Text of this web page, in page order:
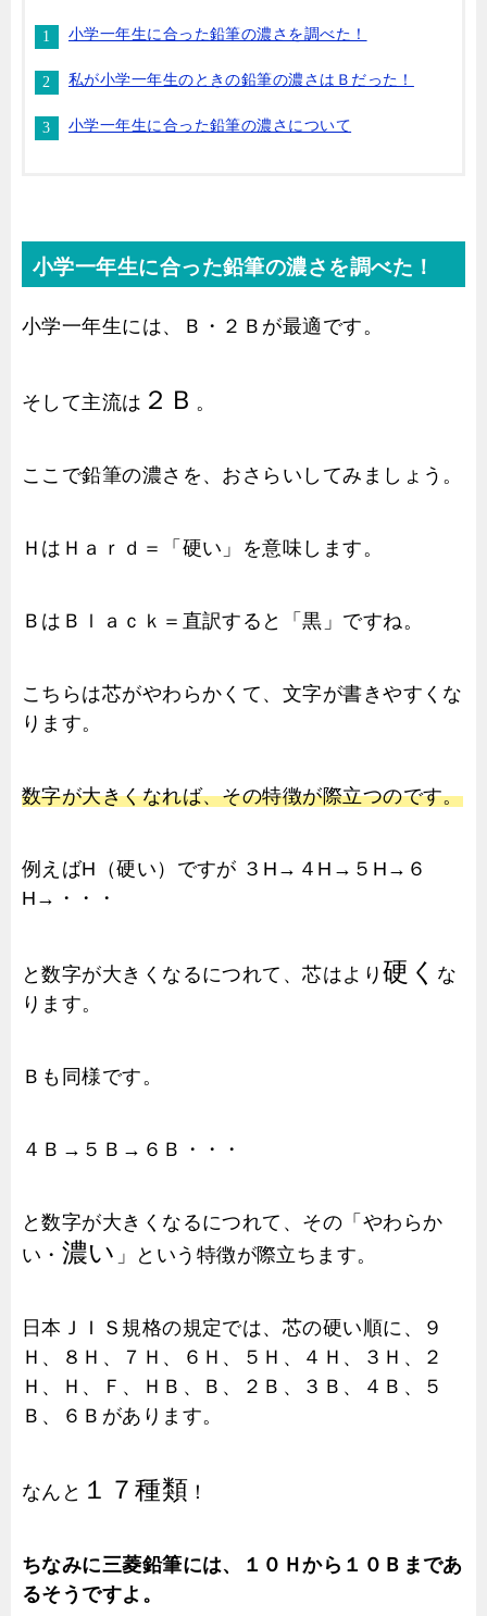
小学一年生に合った鉛筆の濃さを調べた！
私が小学一年生のときの鉛筆の濃さはＢだった！
小学一年生に合った鉛筆の濃さについて
小学一年生に合った鉛筆の濃さを調べた！
小学一年生には、Ｂ・２Ｂが最適です。
そして主流は ２Ｂ 。
ここで鉛筆の濃さを、おさらいしてみましょう。
ＨはＨａｒｄ＝「硬い」を意味します。
ＢはＢｌａｃｋ＝直訳すると「黒」ですね。
こちらは芯がやわらかくて、文字が書きやすくな
ります。
数字が大きくなれば、その特徴が際立つのです。
例えばH（硬い）ですが ３H→４H→５H→６
H→・・・
と数字が大きくなるにつれて、芯はより硬く な
ります。
Ｂも同様です。
４Ｂ→５Ｂ→６Ｂ・・・
と数字が大きくなるにつれて、その「やわらか
い・ 濃い 」という特徴が際立ちます。
日本ＪＩＳ規格の規定では、芯の硬い順に、９
Ｈ、８Ｈ、７Ｈ、６Ｈ、５Ｈ、４Ｈ、３Ｈ、２
Ｈ、Ｈ、Ｆ、ＨＢ、Ｂ、２Ｂ、３Ｂ、４Ｂ、５
Ｂ、６Ｂがあります。
なんと １７種類 ！
ちなみに三菱鉛筆には、１０Ｈから１０Ｂまであ
るそうですよ。